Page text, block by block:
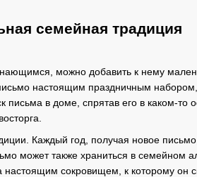
семейная традиция
можно добавить к нему
настоящим праздничным
в доме, спрятав его в каком-
Каждый год, получая новое
может также храниться в семейном
сокровищем, к которому он